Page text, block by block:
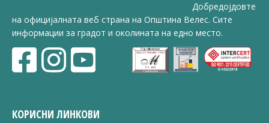
Добредојдовте
на официјалната веб страна на Општина Велес. Сите
информации за градот и околината на едно место.
КОРИСНИ ЛИНКОВИ